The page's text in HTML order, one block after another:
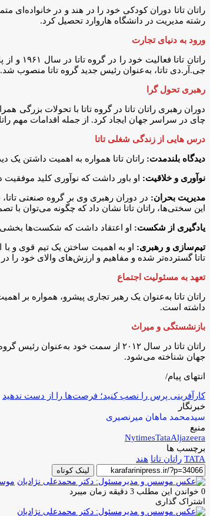
راتان تاتا دوران کودکی خود را در هند و در
رشته مدیریت در دانشگاه هاروارد تحصیل کرد.
ورود به دنیای تجارت
جی.آر.دی تاتا، به‌عنوان رئیس جدید گروه تاتا منصوب شد.
رهبری تحول گرا
دوران رهبری راتان تاتا در گروه تاتا با تحولات بزرگی
چای در سراسر جهان ایجاد کرد. از جمله اقدامات مهم
درس هایی از زندگی شغلی تاتا
دیدگاه بلندمدت: راتان تاتا همواره به اهمیت داشتن یک
نوآوری و خلاقیت: او باور داشت که نوآوری کلید
مدیریت بحران: در دوران رهبری وی بر گروه صنعتی
این سختی‌ها، راتان تاتا نشان داد که چگونه می‌توان با
یادگیری از شکست: او اعتقاد داشت که شکست‌ها بخشی
تیم‌سازی و رهبری: او به اهمیت ساختن یک تیم قوی و
تاتا گسترده‌تر شده و مفاهیم و ارزش‌های والای خود را
تعهد به مسئولیت اجتماع
راتان تاتا به‌عنوان یک رهبر تجاری پیشرو، همواره بر
داشته است.
بازنشستگی و میراث
راتان تاتا در سال ۲۰۱۲ از سمت خود
جهان شناخته می‌شود.
انتهای پیام/
کارآفرینی پرس را نصب کنید؛ فرصت‌ها را از دست ندهید
خبرنگار
سیدمحمد ماهان میرنصیری
منبع
NytimesTataAljazeera
برچسب ها
TATA راتان تاتا هند
لینک کوتاه
0 خواندن این مطلب 3 دقیقه زمان میبرد
اشتراک گذاری
فیس
توئیتر
لینکدین
واتس
تلگرام
اشتراک
چاپ